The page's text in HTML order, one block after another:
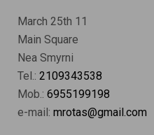
March 25th 11
Main Square
Nea Smyrni
Tel.: 2109343538
Mob.: 6955199198
e-mail: mrotas@gmail.com